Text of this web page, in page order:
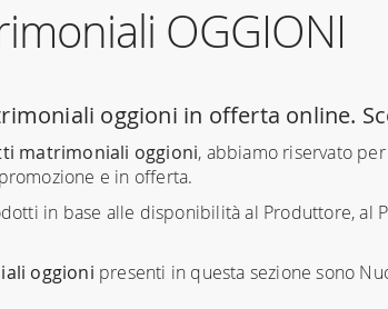
OGGIONI
oggioni in offerta online.
matrimoniali oggioni, abbiamo riservato
e in offerta.
in base alle disponibilità al Produttore, al
oggioni presenti in questa sezione sono